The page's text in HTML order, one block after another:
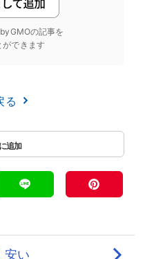
の記事を
ができます
る